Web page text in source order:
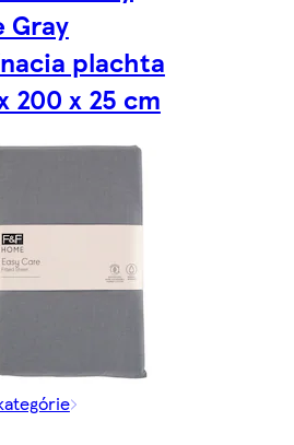
Gray
plachta
200 x 25 cm